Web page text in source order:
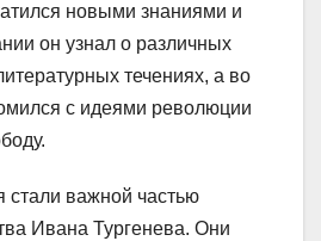
новыми знаниями и
он узнал о различных
течениях, а во
с идеями революции
стали важной частью
Ивана Тургенева. Они